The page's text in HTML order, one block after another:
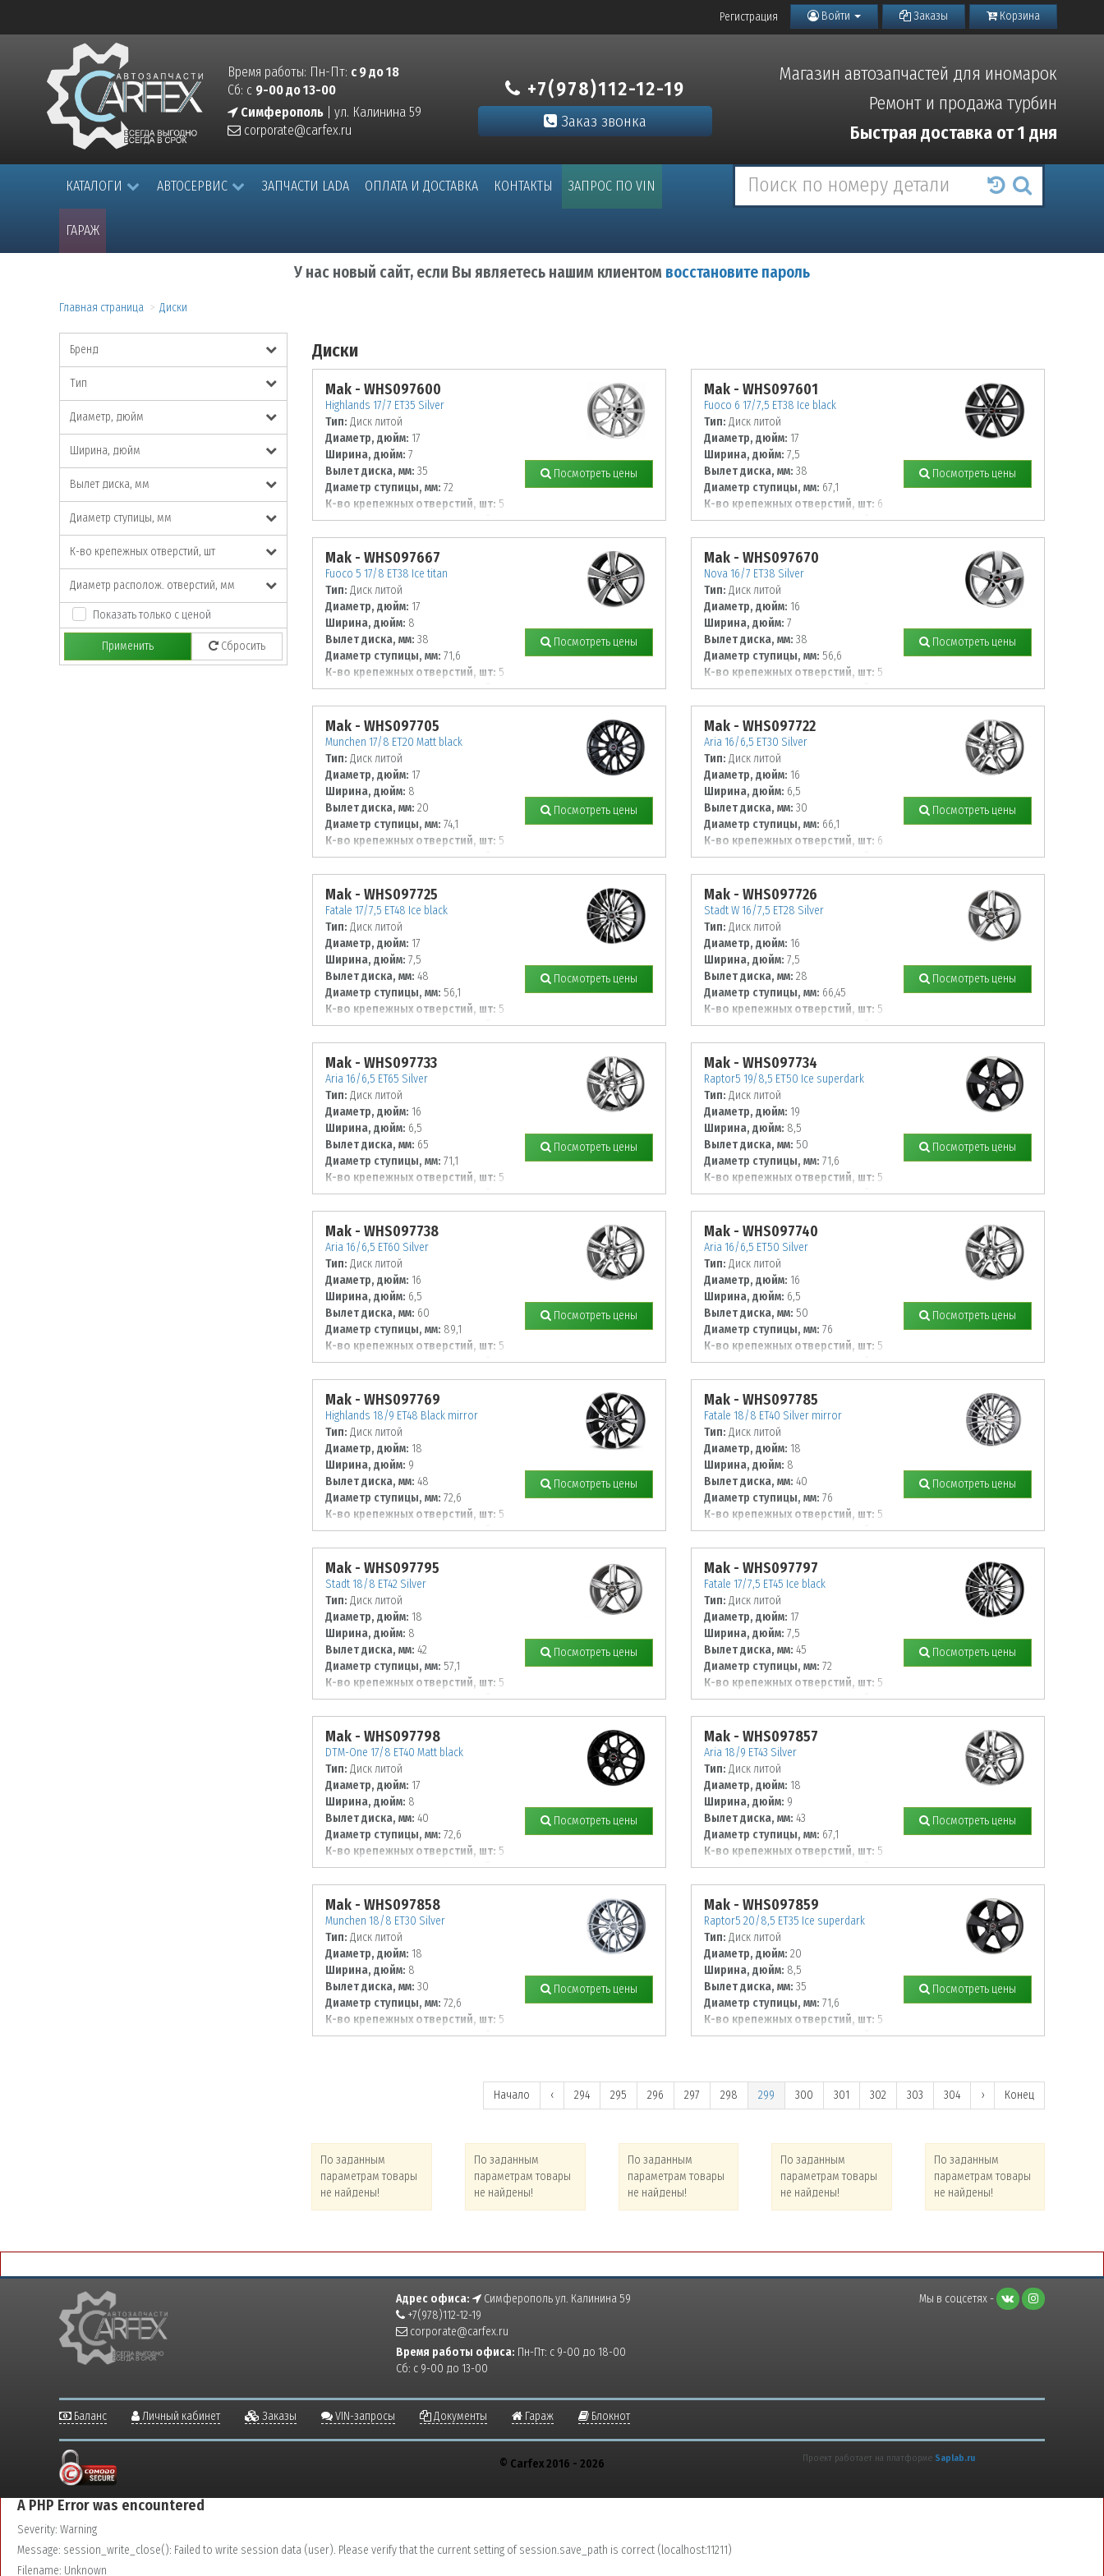
Регистрация Войти Заказы Корзина
Время работы: Пн-Пт: с 9 до 18
Сб: с 9-00 до 13-00
Симферополь | ул. Калинина 59
corporate@carfex.ru
+7(978)112-12-19
Заказ звонка
Магазин автозапчастей для иномарок
Ремонт и продажа турбин
Быстрая доставка от 1 дня
КАТАЛОГИ АВТОСЕРВИС ЗАПЧАСТИ LADA ОПЛАТА И ДОСТАВКА КОНТАКТЫ ЗАПРОС ПО VIN
ГАРАЖ
У нас новый сайт, если Вы являетесь нашим клиентом восстановите пароль
Главная страница Диски
Бренд
Тип
Диаметр, дюйм
Ширина, дюйм
Вылет диска, мм
Диаметр ступицы, мм
К-во крепежных отверстий, шт
Диаметр располож. отверстий, мм
Показать только с ценой
Применить Сбросить
Диски
Mak - WHS097600
Highlands 17/7 ET35 Silver
Тип: Диск литой
Диаметр, дюйм: 17
Ширина, дюйм: 7
Вылет диска, мм: 35
Диаметр ступицы, мм: 72
К-во крепежных отверстий, шт: 5
Диаметр располож. отверстий, мм:
100
Посмотреть цены
Mak - WHS097601
Fuoco 6 17/7,5 ET38 Ice black
Тип: Диск литой
Диаметр, дюйм: 17
Ширина, дюйм: 7,5
Вылет диска, мм: 38
Диаметр ступицы, мм: 67,1
К-во крепежных отверстий, шт: 6
Диаметр располож. отверстий, мм:
139,7
Посмотреть цены
Mak - WHS097667
Fuoco 5 17/8 ET38 Ice titan
Тип: Диск литой
Диаметр, дюйм: 17
Ширина, дюйм: 8
Вылет диска, мм: 38
Диаметр ступицы, мм: 71,6
К-во крепежных отверстий, шт: 5
Диаметр располож. отверстий, мм:
127
Посмотреть цены
Mak - WHS097670
Nova 16/7 ET38 Silver
Тип: Диск литой
Диаметр, дюйм: 16
Ширина, дюйм: 7
Вылет диска, мм: 38
Диаметр ступицы, мм: 56,6
К-во крепежных отверстий, шт: 5
Диаметр располож. отверстий, мм:
105
Посмотреть цены
Mak - WHS097705
Munchen 17/8 ET20 Matt black
Тип: Диск литой
Диаметр, дюйм: 17
Ширина, дюйм: 8
Вылет диска, мм: 20
Диаметр ступицы, мм: 74,1
К-во крепежных отверстий, шт: 5
Диаметр располож. отверстий, мм:
120
Посмотреть цены
Mak - WHS097722
Aria 16/6,5 ET30 Silver
Тип: Диск литой
Диаметр, дюйм: 16
Ширина, дюйм: 6,5
Вылет диска, мм: 30
Диаметр ступицы, мм: 66,1
К-во крепежных отверстий, шт: 6
Диаметр располож. отверстий, мм:
114,3
Посмотреть цены
Mak - WHS097725
Fatale 17/7,5 ET48 Ice black
Тип: Диск литой
Диаметр, дюйм: 17
Ширина, дюйм: 7,5
Вылет диска, мм: 48
Диаметр ступицы, мм: 56,1
К-во крепежных отверстий, шт: 5
Диаметр располож. отверстий, мм:
100
Посмотреть цены
Mak - WHS097726
Stadt W 16/7,5 ET28 Silver
Тип: Диск литой
Диаметр, дюйм: 16
Ширина, дюйм: 7,5
Вылет диска, мм: 28
Диаметр ступицы, мм: 66,45
К-во крепежных отверстий, шт: 5
Диаметр располож. отверстий, мм:
112
Посмотреть цены
Mak - WHS097733
Aria 16/6,5 ET65 Silver
Тип: Диск литой
Диаметр, дюйм: 16
Ширина, дюйм: 6,5
Вылет диска, мм: 65
Диаметр ступицы, мм: 71,1
К-во крепежных отверстий, шт: 5
Диаметр располож. отверстий, мм:
118
Посмотреть цены
Mak - WHS097734
Raptor5 19/8,5 ET50 Ice superdark
Тип: Диск литой
Диаметр, дюйм: 19
Ширина, дюйм: 8,5
Вылет диска, мм: 50
Диаметр ступицы, мм: 71,6
К-во крепежных отверстий, шт: 5
Диаметр располож. отверстий, мм:
127
Посмотреть цены
Mak - WHS097738
Aria 16/6,5 ET60 Silver
Тип: Диск литой
Диаметр, дюйм: 16
Ширина, дюйм: 6,5
Вылет диска, мм: 60
Диаметр ступицы, мм: 89,1
К-во крепежных отверстий, шт: 5
Диаметр располож. отверстий, мм:
130
Посмотреть цены
Mak - WHS097740
Aria 16/6,5 ET50 Silver
Тип: Диск литой
Диаметр, дюйм: 16
Ширина, дюйм: 6,5
Вылет диска, мм: 50
Диаметр ступицы, мм: 76
К-во крепежных отверстий, шт: 5
Диаметр располож. отверстий, мм:
112
Посмотреть цены
Mak - WHS097769
Highlands 18/9 ET48 Black mirror
Тип: Диск литой
Диаметр, дюйм: 18
Ширина, дюйм: 9
Вылет диска, мм: 48
Диаметр ступицы, мм: 72,6
К-во крепежных отверстий, шт: 5
Диаметр располож. отверстий, мм:
120
Посмотреть цены
Mak - WHS097785
Fatale 18/8 ET40 Silver mirror
Тип: Диск литой
Диаметр, дюйм: 18
Ширина, дюйм: 8
Вылет диска, мм: 40
Диаметр ступицы, мм: 76
К-во крепежных отверстий, шт: 5
Диаметр располож. отверстий, мм:
114,3
Посмотреть цены
Mak - WHS097795
Stadt 18/8 ET42 Silver
Тип: Диск литой
Диаметр, дюйм: 18
Ширина, дюйм: 8
Вылет диска, мм: 42
Диаметр ступицы, мм: 57,1
К-во крепежных отверстий, шт: 5
Диаметр располож. отверстий, мм:
112
Посмотреть цены
Mak - WHS097797
Fatale 17/7,5 ET45 Ice black
Тип: Диск литой
Диаметр, дюйм: 17
Ширина, дюйм: 7,5
Вылет диска, мм: 45
Диаметр ступицы, мм: 72
К-во крепежных отверстий, шт: 5
Диаметр располож. отверстий, мм:
108
Посмотреть цены
Mak - WHS097798
DTM-One 17/8 ET40 Matt black
Тип: Диск литой
Диаметр, дюйм: 17
Ширина, дюйм: 8
Вылет диска, мм: 40
Диаметр ступицы, мм: 72,6
К-во крепежных отверстий, шт: 5
Диаметр располож. отверстий, мм:
120
Посмотреть цены
Mak - WHS097857
Aria 18/9 ET43 Silver
Тип: Диск литой
Диаметр, дюйм: 18
Ширина, дюйм: 9
Вылет диска, мм: 43
Диаметр ступицы, мм: 67,1
К-во крепежных отверстий, шт: 5
Диаметр располож. отверстий, мм:
108
Посмотреть цены
Mak - WHS097858
Munchen 18/8 ET30 Silver
Тип: Диск литой
Диаметр, дюйм: 18
Ширина, дюйм: 8
Вылет диска, мм: 30
Диаметр ступицы, мм: 72,6
К-во крепежных отверстий, шт: 5
Диаметр располож. отверстий, мм:
Посмотреть цены
Mak - WHS097859
Raptor5 20/8,5 ET35 Ice superdark
Тип: Диск литой
Диаметр, дюйм: 20
Ширина, дюйм: 8,5
Вылет диска, мм: 35
Диаметр ступицы, мм: 71,6
К-во крепежных отверстий, шт: 5
Диаметр располож. отверстий, мм:
Посмотреть цены
Начало ‹ 294 295 296 297 298 299 300 301 302 303 304 › Конец
По заданным
параметрам товары
не найдены!
По заданным
параметрам товары
не найдены!
По заданным
параметрам товары
не найдены!
По заданным
параметрам товары
не найдены!
По заданным
параметрам товары
не найдены!
Адрес офиса:
Симферополь ул. Калинина 59
+7(978)112-12-19
corporate@carfex.ru
Время работы офиса: Пн-Пт: с 9-00 до 18-00
Сб: с 9-00 до 13-00
Мы в соцсетях -
Баланс Личный кабинет Заказы VIN-запросы Документы Гараж Блокнот
© Carfex 2016 - 2026 Проект работает на платформе Saplab.ru
A PHP Error was encountered
Severity: Warning
Message: session_write_close(): Failed to write session data (user). Please verify that the current setting of session.save_path is correct (localhost:11211)
Filename: Unknown